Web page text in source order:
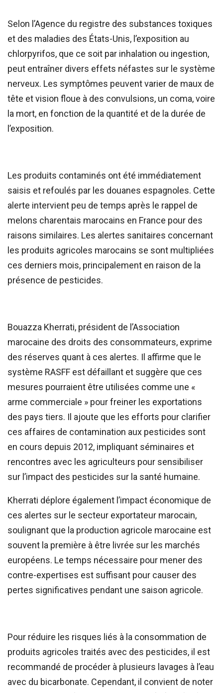
Selon l’Agence du registre des substances toxiques
et des maladies des États-Unis, l’exposition au
chlorpyrifos, que ce soit par inhalation ou ingestion,
peut entraîner divers effets néfastes sur le système
nerveux. Les symptômes peuvent varier de maux de
tête et vision floue à des convulsions, un coma, voire
la mort, en fonction de la quantité et de la durée de
l’exposition.
Les produits contaminés ont été immédiatement
saisis et refoulés par les douanes espagnoles. Cette
alerte intervient peu de temps après le rappel de
melons charentais marocains en France pour des
raisons similaires. Les alertes sanitaires concernant
les produits agricoles marocains se sont multipliées
ces derniers mois, principalement en raison de la
présence de pesticides.
Bouazza Kherrati, président de l’Association
marocaine des droits des consommateurs, exprime
des réserves quant à ces alertes. Il affirme que le
système RASFF est défaillant et suggère que ces
mesures pourraient être utilisées comme une «
arme commerciale » pour freiner les exportations
des pays tiers. Il ajoute que les efforts pour clarifier
ces affaires de contamination aux pesticides sont
en cours depuis 2012, impliquant séminaires et
rencontres avec les agriculteurs pour sensibiliser
sur l’impact des pesticides sur la santé humaine.
Kherrati déplore également l’impact économique de
ces alertes sur le secteur exportateur marocain,
soulignant que la production agricole marocaine est
souvent la première à être livrée sur les marchés
européens. Le temps nécessaire pour mener des
contre-expertises est suffisant pour causer des
pertes significatives pendant une saison agricole.
Pour réduire les risques liés à la consommation de
produits agricoles traités avec des pesticides, il est
recommandé de procéder à plusieurs lavages à l’eau
avec du bicarbonate. Cependant, il convient de noter